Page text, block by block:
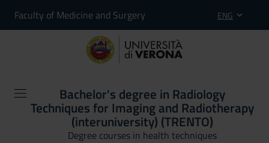
Faculty of Medicine and Surgery ENG
Bachelor's degree in Radiology
Techniques for Imaging and Radiotherapy
(interuniversity) (TRENTO)
Degree courses in health techniques